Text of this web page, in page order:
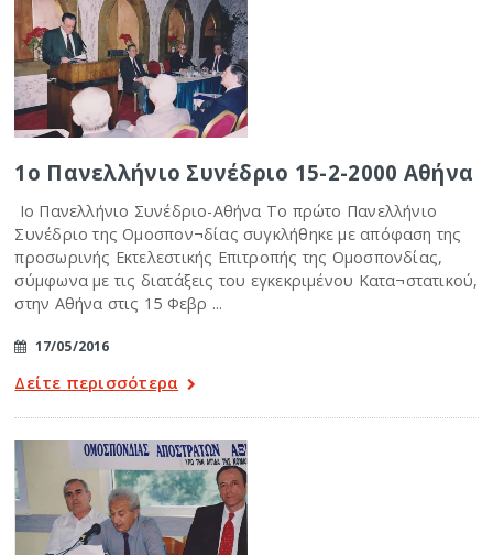
1ο Πανελλήνιο Συνέδριο 15-2-2000 Αθήνα
Ιο Πανελλήνιο Συνέδριο-Αθήνα Το πρώτο Πανελλήνιο
Συνέδριο της Ομοσπον¬δίας συγκλήθηκε με απόφαση της
προσωρινής Εκτελεστικής Επιτροπής της Ομοσπονδίας,
σύμφωνα με τις διατάξεις του εγκεκριμένου Κατα¬στατικού,
στην Αθήνα στις 15 Φεβρ ...
17/05/2016
Δείτε περισσότερα